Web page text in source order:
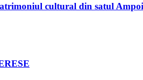
cultural din satul